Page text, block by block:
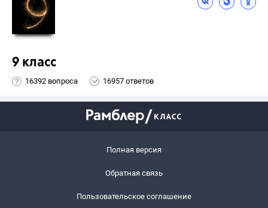
9 класс
16392 вопроса 16957 ответов
Полная версия
Обратная связь
Пользовательское соглашение